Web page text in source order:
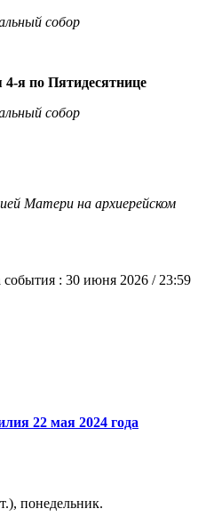
собор
4-я по Пятидесятнице
собор
Матери на архиерейском
события : 30 июня 2026 / 23:59
22 мая 2024 года
понедельник.